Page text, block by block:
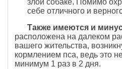
злой собаке. Помимо
себе отличного и
Также имеются и
расположена на далеком
вашего жительства,
кормлением пса, ведь это
минимум 1 раз в 2 дня.